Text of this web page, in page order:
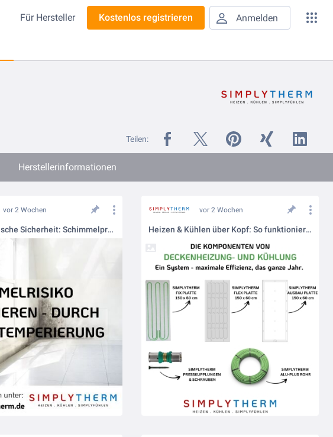
Für Hersteller Kostenlos registrieren Anmelden
Teilen:
Herstellerinformationen
vor 2 Wochen
Bauphysikalische Sicherheit: Schimmelprävention durch homogene Wandtemperierung
vor 2 Wochen
Heizen & Kühlen über Kopf: So funktioniert das Simplytherm Trockenbausystem